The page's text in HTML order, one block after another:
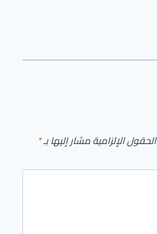
الحقول الإلزامية مشار إليها بـ*